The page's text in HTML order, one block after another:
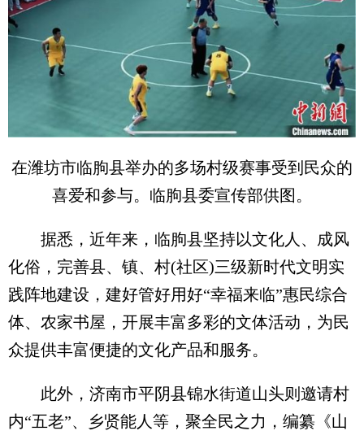
在潍坊市临朐县举办的多场村级赛事受到民众的
喜爱和参与。临朐县委宣传部供图。
据悉，近年来，临朐县坚持以文化人、成风
化俗，完善县、镇、村(社区)三级新时代文明实
践阵地建设，建好管好用好“幸福来临”惠民综合
体、农家书屋，开展丰富多彩的文体活动，为民
众提供丰富便捷的文化产品和服务。
此外，济南市平阴县锦水街道山头则邀请村
内“五老”、乡贤能人等，聚全民之力，编纂《山